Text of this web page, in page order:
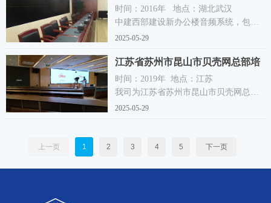
JBL CBT系列 扬声器
JBL CONTROL系列 吸顶扬声器
CROWN CNI系列 数字功率放大器
CROWN XLS系列 功率放大器
SHURE BLXR 数字无线话筒
SHURE MX系列 鹅颈话筒
SHURE SCM系列 智能混音器
RVS KT-1 数字音频处理器
RVS SA系列 扬声器
时间：2016年 地点：湖北武汉
中建西部建设新办公楼音频系统，包含
会议厅1间，会议室4间。
我司为该项目提供了全套数字音频系统
解决方案的产品供应和技术服务支持。
主要设备：
SOUNDCRAFT EPM调音台
CROWN CNI系列 数字功率放大器
SHURE MX系列 鹅颈话筒
2025-05-29
江苏省苏州市昆山市贝壳网总部培
训室
时间：2019年 地点：江苏
我司为江苏省苏州市昆山市贝壳网总部
培训室提供了音频系统解决方案的产品
供应和技术服务支持。
JBL MRX612音箱
2025-05-29
上一页 1 2 3 4 5 下一页